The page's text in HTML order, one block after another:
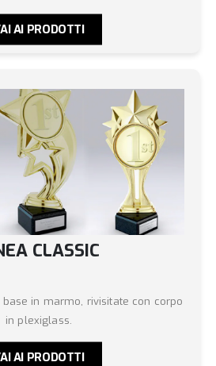
AI PRODOTTI
CLASSIC
base in marmo, rivisitate con corpo
in plexiglass.
AI PRODOTTI